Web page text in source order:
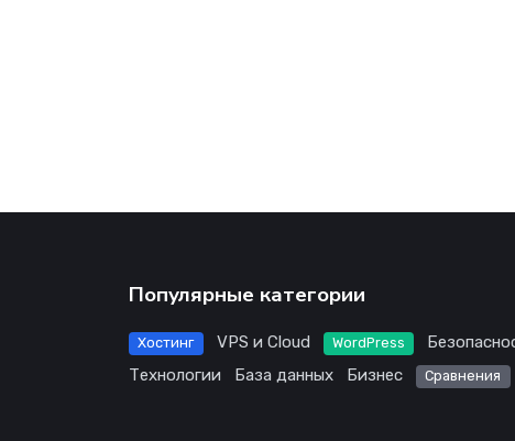
Популярные категории
Хостинг VPS и Cloud WordPress
Технологии База данных Бизнес Сравнения